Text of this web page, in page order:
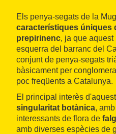
Els penya-segats de la
característiques úniques
prepirinenc, ja que
esquerra del barranc del
conjunt de penya-segats
bàsicament per
poc freqüents a Catalunya.
El principal interès
singularitat botànica,
interessants de flora de
amb diverses espècies de